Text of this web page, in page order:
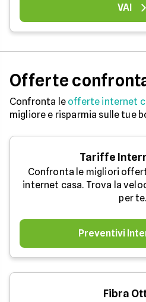
VAI
Offerte
Confronta le offerte internet
migliore e risparmia sulle tue
Tariffe
Confronta le migliori
internet casa. Trova la
per te.
Preventivi
Fibra